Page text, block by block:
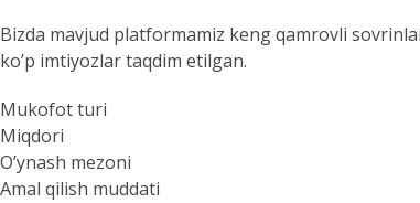
Bizda mavjud platformamiz keng qamrovli
ko’p imtiyozlar taqdim etilgan.
Mukofot turi
Miqdori
O’ynash mezoni
Amal qilish muddati